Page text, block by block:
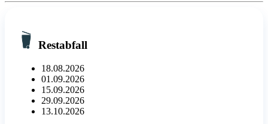
Restabfall
18.08.2026
01.09.2026
15.09.2026
29.09.2026
13.10.2026